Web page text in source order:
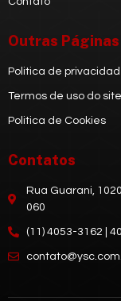
Outras Páginas
Politica de
Termos de uso do site
Politica de Cookies
Contatos
Rua Guarani,
060
(11) 4053-3162 |